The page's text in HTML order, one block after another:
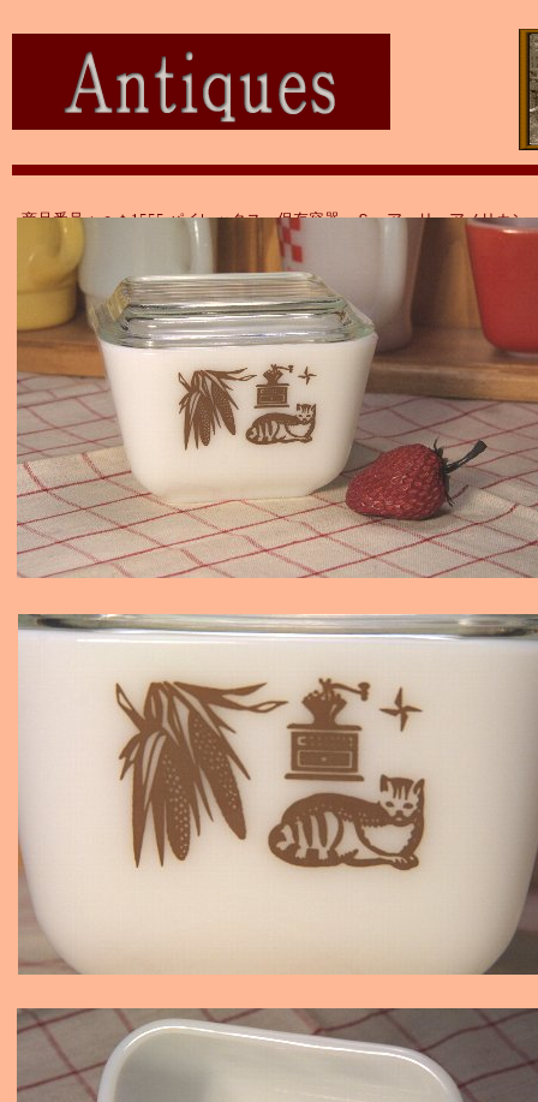
商品番号：ａｔ1555 パイレックス 保存容器 Ｓ アーリーアメリカン